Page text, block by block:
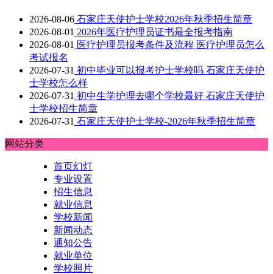
2026-08-06 石家庄天使护士学校2026年秋季招生简章
2026-08-01 2026年医疗护理员证书最全报考指南
2026-08-01 医疗护理员报考条件及流程 医疗护理员怎么
考试报名
2026-07-31 初中毕业可以报考护士学校吗 石家庄天使护
士学校怎么样
2026-07-31 初中生学护理去哪个学校最好 石家庄天使护
士学校招生简章
2026-07-31 石家庄天使护士学校-2026年秋季招生简章
网站分类
首页幻灯
专业设置
招生信息
就业信息
学校新闻
新闻动态
通知公告
就业单位
学校照片